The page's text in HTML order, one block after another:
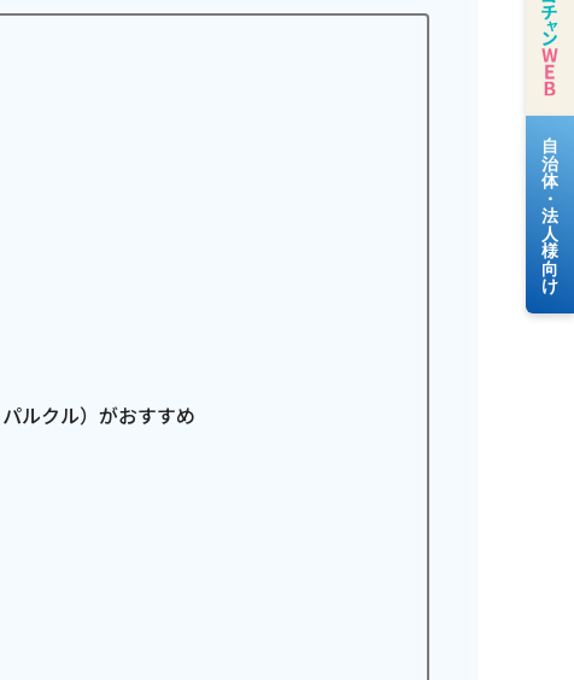
ルクル）がおすすめ